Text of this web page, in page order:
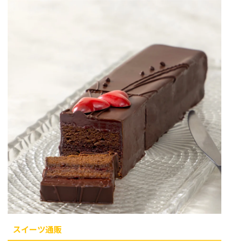
スイーツ通販